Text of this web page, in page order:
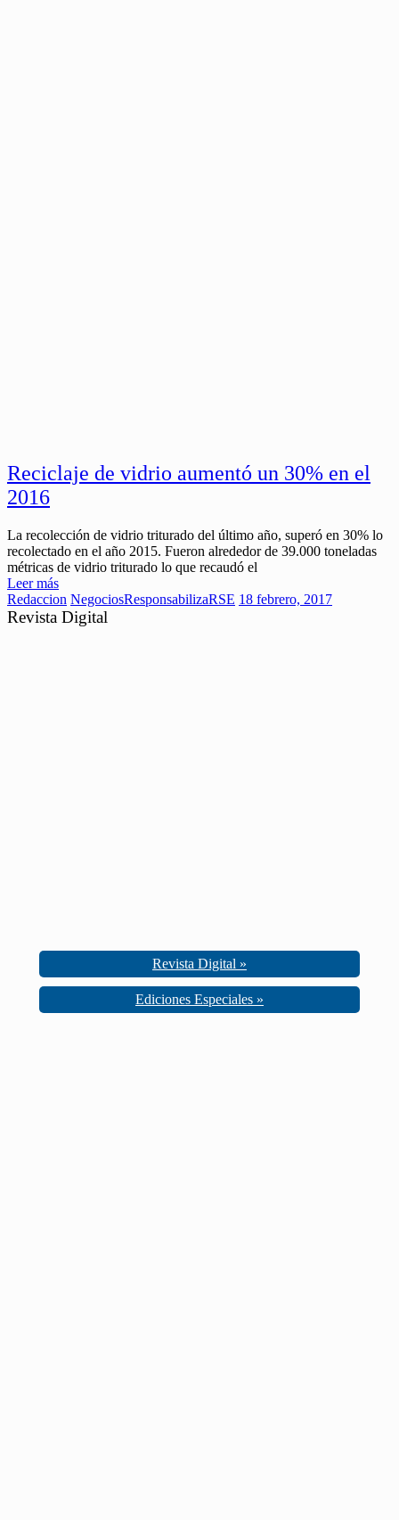
Reciclaje de vidrio aumentó un 30% en el
2016
La recolección de vidrio triturado del último año, superó en 30% lo
recolectado en el año 2015. Fueron alrededor de 39.000 toneladas
métricas de vidrio triturado lo que recaudó el
Leer más
Redaccion NegociosResponsabilizaRSE 18 febrero, 2017
Revista Digital
Revista Digital »
Ediciones Especiales »